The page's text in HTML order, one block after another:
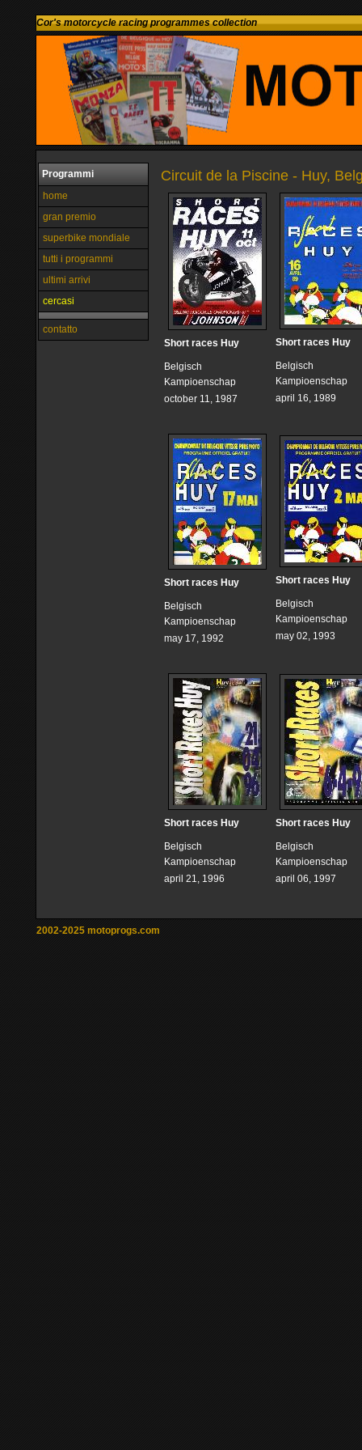
Cor's motorcycle racing programmes collection
Programmi
home
gran premio
superbike mondiale
tutti i programmi
ultimi arrivi
cercasi
contatto
Circuit de la Piscine - Huy,
Short races Huy
Belgisch
Kampioenschap
october 11, 1987
Short races Huy
Belgisch
Kampioenschap
april 16, 1989
Short races Huy
Belgisch
Kampioenschap
may 17, 1992
Short races Huy
Belgisch
Kampioenschap
may 02, 1993
Short races Huy
Belgisch
Kampioenschap
april 21, 1996
Short races Huy
Belgisch
Kampioenschap
april 06, 1997
2002-2025 motoprogs.com